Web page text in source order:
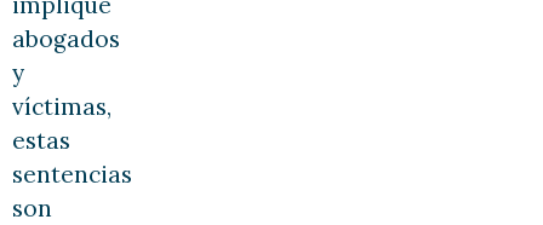
abogados
y
víctimas,
estas
sentencias
son